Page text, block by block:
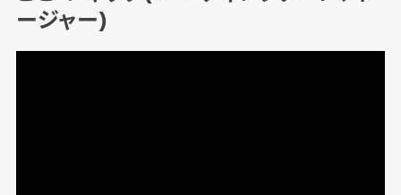
ージャー)